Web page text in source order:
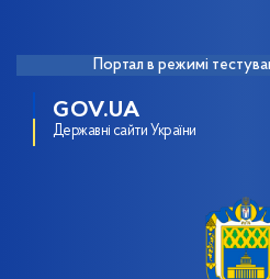
Портал в режимі
GOV.UA
Державні сайти України